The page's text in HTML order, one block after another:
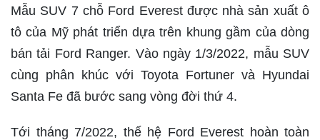
Mẫu SUV 7 chỗ Ford Everest được nhà sản xuất ô
tô của Mỹ phát triển dựa trên khung gầm của dòng
bán tải Ford Ranger. Vào ngày 1/3/2022, mẫu SUV
cùng phân khúc với Toyota Fortuner và Hyundai
Santa Fe đã bước sang vòng đời thứ 4.
Tới tháng 7/2022, thế hệ Ford Everest hoàn toàn